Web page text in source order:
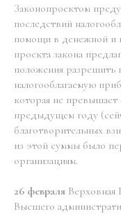
Законопроектом
последствий
помощи в денежной и
проекта закона
положения разрешить
налогооблагаемую
которая не превышает
предыдущем году
благотворительных
из этой суммы было
организациям.
26 февраля Верховная
Высшего